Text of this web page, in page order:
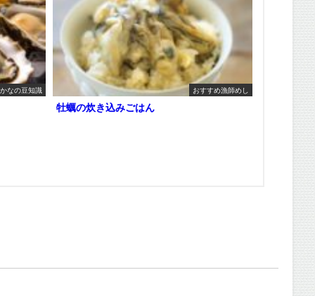
なの豆知識 おすすめ漁師めし
牡蠣の炊き込みごはん